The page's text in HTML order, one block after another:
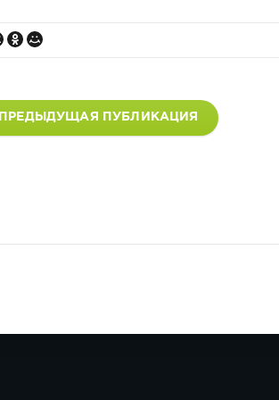
ПРЕДЫДУЩАЯ ПУБЛИКАЦИЯ